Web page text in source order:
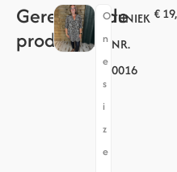
Gerelateerde
producten
O
n
e
s
i
z
e
TUNIEK
NR.
0016
€